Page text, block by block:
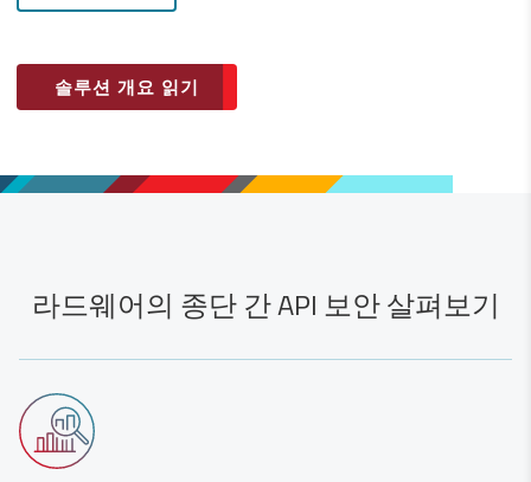
솔루션 개요 읽기
라드웨어의 종단 간 API 보안 살펴보기